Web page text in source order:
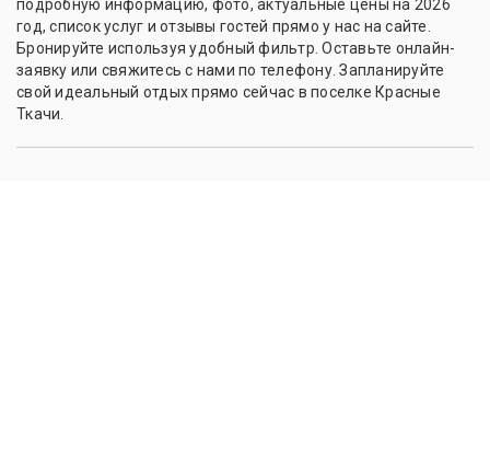
подробную информацию, фото, актуальные цены на 2026
год, список услуг и отзывы гостей прямо у нас на сайте.
Бронируйте используя удобный фильтр. Оставьте онлайн-
заявку или свяжитесь с нами по телефону. Запланируйте
свой идеальный отдых прямо сейчас в поселке Красные
Ткачи.